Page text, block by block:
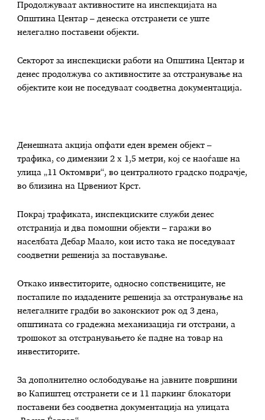
Продолжуваат активностите на инспекцијата на
Општина Центар – денеска отстранети се уште
нелегално поставени објекти.
Секторот за инспекциски работи на Општина Центар и
денес продолжува со активностите за отстранување на
објектите кои не поседуваат соодветна документација.
Денешната акција опфати еден времен објект –
трафика, со димензии 2 х 1,5 метри, кој се наоѓаше на
улица „11 Октомври“, во централното градско подрачје,
во близина на Црвениот Крст.
Покрај трафиката, инспекциските служби денес
отстранија и два помошни објекти – гаражи во
населбата Дебар Маало, кои исто така не поседуваат
соодветни решенија за поставување.
Откако инвеститорите, односно сопствениците, не
постапиле по издадените решенија за отстранување на
нелегалните градби во законскиот рок од 3 дена,
општината со градежна механизација ги отстрани, а
трошокот за отстранувањето ќе падне на товар на
инвеститорите.
За дополнително ослободување на јавните површини
во Капиштец отстранети се и 11 паркинг блокатори
поставени без соодветна документација на улицата